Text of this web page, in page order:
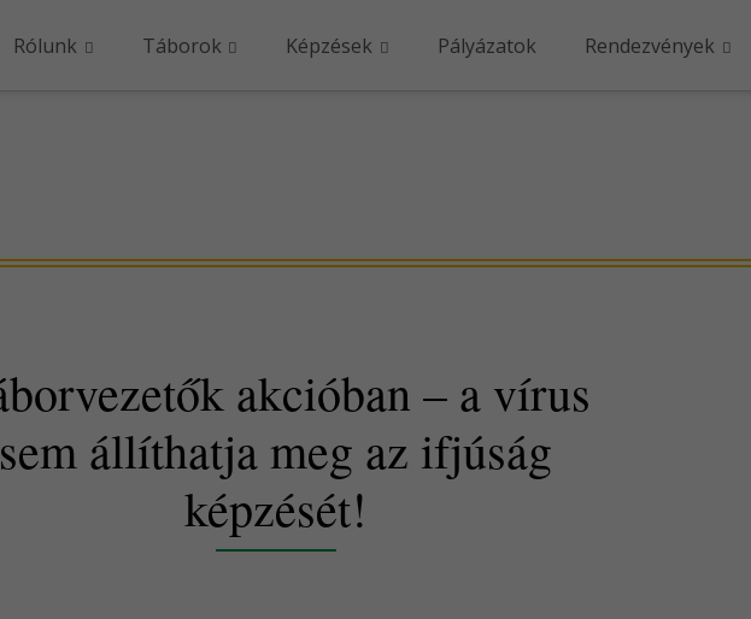
Rólunk Táborok Képzések Pályázatok Rendezvények
akcióban – a vírus
sem állíthatja meg az ifjúság
képzését!